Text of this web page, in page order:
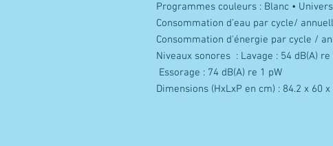
Programmes couleurs : Blanc •
Consommation d’eau par cycle/
Consommation d'énergie par cycle /
Niveaux sonores : Lavage : 54 dB(A) re
Essorage : 74 dB(A) re 1 pW
Dimensions (HxLxP en cm) : 84.2 x 60